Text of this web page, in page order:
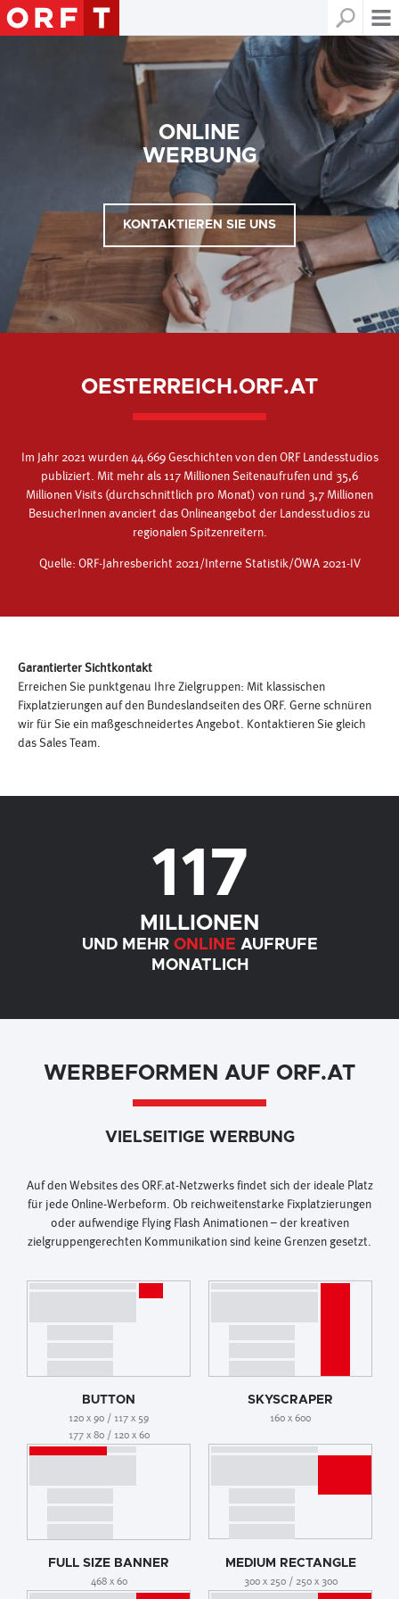
ONLINE
WERBUNG
KONTAKTIEREN SIE UNS
OESTERREICH.ORF.AT
Im Jahr 2021 wurden 44.669 Geschichten von den ORF Landesstudios
publiziert. Mit mehr als 117 Millionen Seitenaufrufen und 35,6
Millionen Visits (durchschnittlich pro Monat) von rund 3,7 Millionen
BesucherInnen avanciert das Onlineangebot der Landesstudios zu
regionalen Spitzenreitern.
Quelle: ORF-Jahresbericht 2021/Interne Statistik/ÖWA 2021-IV
Garantierter Sichtkontakt
Erreichen Sie punktgenau Ihre Zielgruppen: Mit klassischen
Fixplatzierungen auf den Bundeslandseiten des ORF. Gerne schnüren
wir für Sie ein maßgeschneidertes Angebot. Kontaktieren Sie gleich
das Sales Team.
117
MILLIONEN
UND MEHR ONLINE AUFRUFE
MONATLICH
WERBEFORMEN AUF ORF.AT
VIELSEITIGE WERBUNG
Auf den Websites des ORF.at-Netzwerks findet sich der ideale Platz
für jede Online-Werbeform. Ob reichweitenstarke Fixplatzierungen
oder aufwendige Flying Flash Animationen – der kreativen
zielgruppengerechten Kommunikation sind keine Grenzen gesetzt.
BUTTON
120 x 90 / 117 x 59
177 x 80 / 120 x 60
SKYSCRAPER
160 x 600
FULL SIZE BANNER
468 x 60
MEDIUM RECTANGLE
300 x 250 / 250 x 300